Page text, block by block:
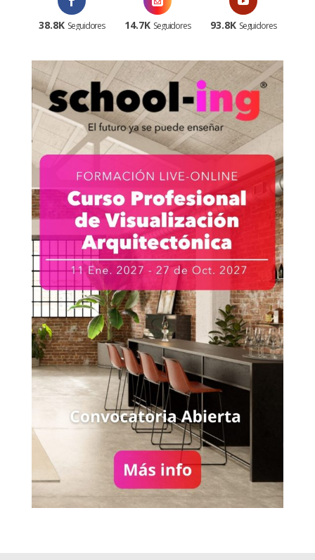
38.8K Seguidores 14.7K Seguidores 93.8K Seguidores